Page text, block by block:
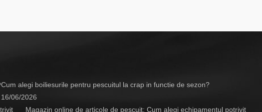
Cum alegi boiliesurile pentru pescuitul la crap in functie de sezon?
16/06/2026
Magazin online de articole de pescuit: Cum alegi echipamentul potrivit